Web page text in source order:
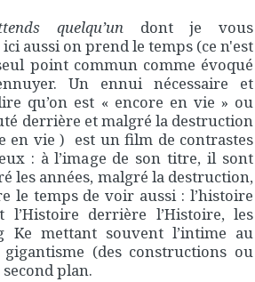
quelqu’un dont je vous
aussi on prend le temps (ce n'est
point commun comme évoqué
Un ennui nécessaire et
qu’on est « encore en vie » ou
derrière et malgré la destruction
en vie ) est un film de contrastes
: à l’image de son titre, il sont
les années, malgré la destruction,
le temps de voir aussi : l’histoire
l’Histoire derrière l’Histoire, les
Ke mettant souvent l’intime au
(des constructions ou
plan.